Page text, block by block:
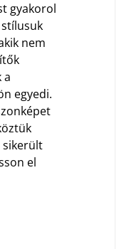
gyakorol
nem
a
egyedi.
sikerült
el